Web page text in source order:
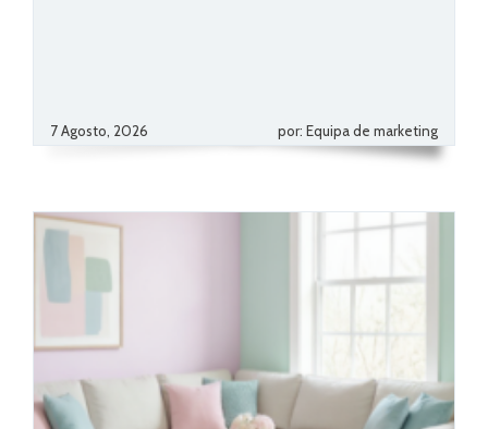
7 Agosto, 2026 por: Equipa de marketing